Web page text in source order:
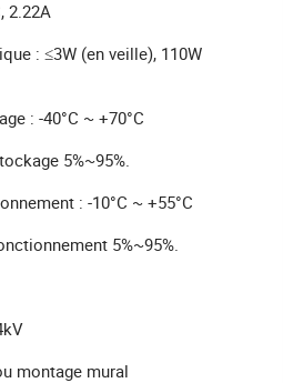
2.22A
: ≤3W (en veille), 110W
: -40°C ~ +70°C
5%~95%.
: -10°C ~ +55°C
5%~95%.
montage mural